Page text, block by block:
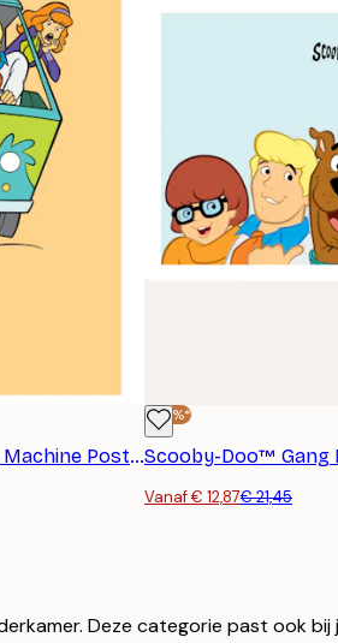
Scooby-Doo™ The Mystery Machine Poster
-40%*
Scooby-Doo™ Gang
Vanaf € 12,87€ 21,45
Deze categorie past ook